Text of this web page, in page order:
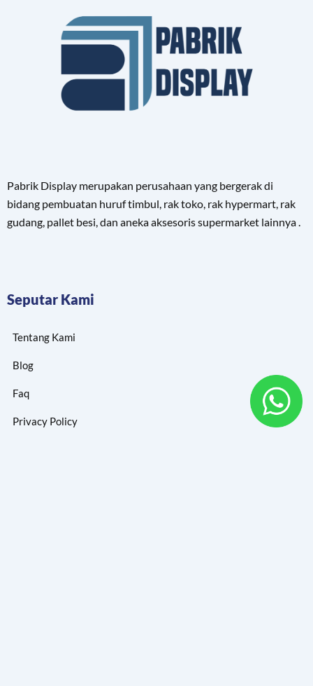
Pabrik Display merupakan perusahaan yang bergerak di
bidang pembuatan huruf timbul, rak toko, rak hypermart, rak
gudang, pallet besi, dan aneka aksesoris supermarket lainnya .
Seputar Kami
Tentang Kami
Blog
Faq
Privacy Policy